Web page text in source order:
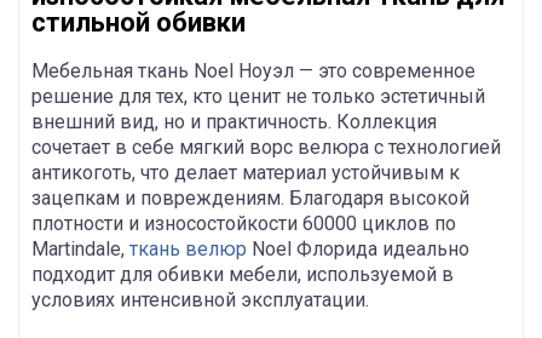
стильной обивки
Мебельная ткань Noel Ноуэл — это современное
решение для тех, кто ценит не только эстетичный
внешний вид, но и практичность. Коллекция
сочетает в себе мягкий ворс велюра с технологией
антикоготь, что делает материал устойчивым к
зацепкам и повреждениям. Благодаря высокой
плотности и износостойкости 60000 циклов по
Martindale, ткань велюр Noel Флорида идеально
подходит для обивки мебели, используемой в
условиях интенсивной эксплуатации.